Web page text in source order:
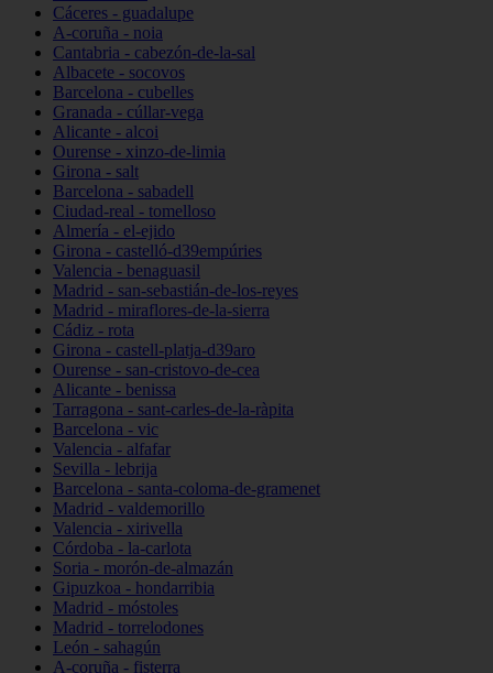
Cáceres - guadalupe
A-coruña - noia
Cantabria - cabezón-de-la-sal
Albacete - socovos
Barcelona - cubelles
Granada - cúllar-vega
Alicante - alcoi
Ourense - xinzo-de-limia
Girona - salt
Barcelona - sabadell
Ciudad-real - tomelloso
Almería - el-ejido
Girona - castelló-d39empúries
Valencia - benaguasil
Madrid - san-sebastián-de-los-reyes
Madrid - miraflores-de-la-sierra
Cádiz - rota
Girona - castell-platja-d39aro
Ourense - san-cristovo-de-cea
Alicante - benissa
Tarragona - sant-carles-de-la-ràpita
Barcelona - vic
Valencia - alfafar
Sevilla - lebrija
Barcelona - santa-coloma-de-gramenet
Madrid - valdemorillo
Valencia - xirivella
Córdoba - la-carlota
Soria - morón-de-almazán
Gipuzkoa - hondarribia
Madrid - móstoles
Madrid - torrelodones
León - sahagún
A-coruña - fisterra